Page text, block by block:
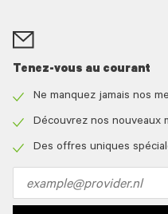
Tenez-vous au courant
icon
Ne manquez jamais nos
icon
Découvrez nos nouveaux
Des offres uniques
address